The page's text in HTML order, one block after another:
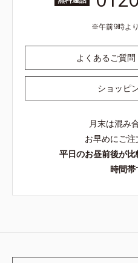
午前9時よ
よくあるご質
ショッピ
月末は混み
お早めにご注
平日のお昼前後が
時間帯